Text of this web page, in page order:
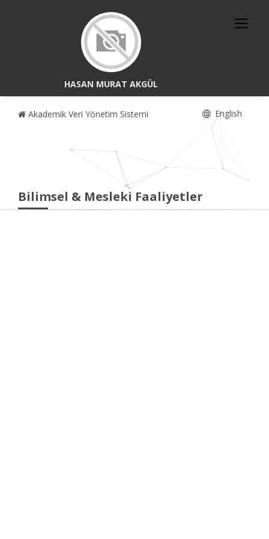
HASAN MURAT AKGÜL
Akademik Veri Yönetim Sistemi English
Bilimsel & Mesleki Faaliyetler